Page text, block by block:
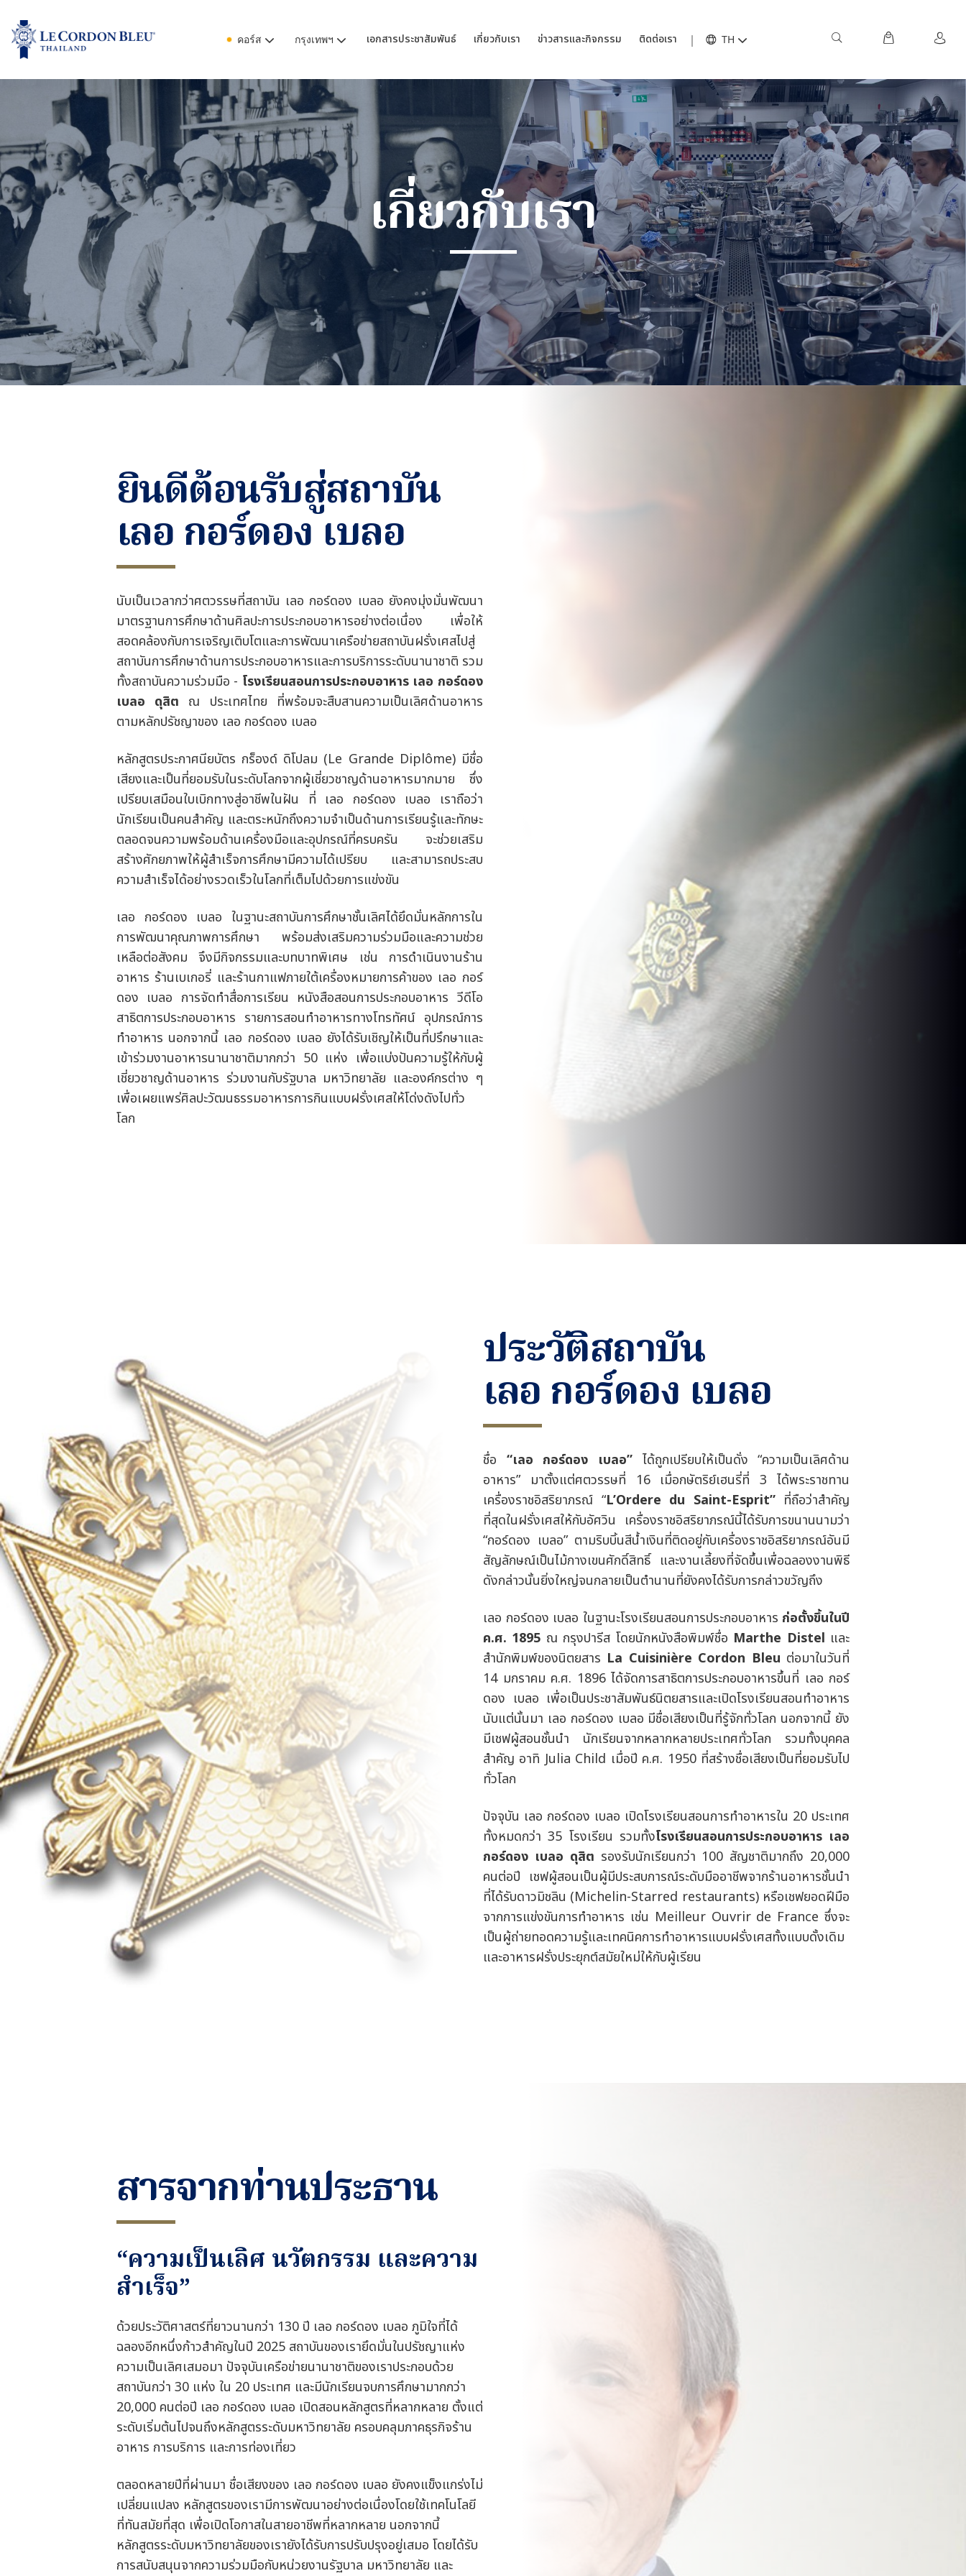
คอร์ส กรุงเทพฯ เอกสารประชาสัมพันธ์ เกี่ยวกับเรา ข่าวสารและกิจกรรม ติดต่อเรา TH
เกี่ยวกับเรา
ยินดีต้อนรับสู่สถาบัน
เลอ กอร์ดอง เบลอ
นับเป็นเวลากว่าศตวรรษที่สถาบัน เลอ กอร์ดอง เบลอ ยังคงมุ่งมั่นพัฒนา
มาตรฐานการศึกษาด้านศิลปะการประกอบอาหารอย่างต่อเนื่อง เพื่อให้
สอดคล้องกับการเจริญเติบโตและการพัฒนาเครือข่ายสถาบันฝรั่งเศสไปสู่
สถาบันการศึกษาด้านการประกอบอาหารและการบริการระดับนานาชาติ รวม
ทั้งสถาบันความร่วมมือ - โรงเรียนสอนการประกอบอาหาร เลอ กอร์ดอง
เบลอ ดุสิต ณ ประเทศไทย ที่พร้อมจะสืบสานความเป็นเลิศด้านอาหาร
ตามหลักปรัชญาของ เลอ กอร์ดอง เบลอ
หลักสูตรประกาศนียบัตร กร็องด์ ดิโปลม (Le Grande Diplôme) มีชื่อ
เสียงและเป็นที่ยอมรับในระดับโลกจากผู้เชี่ยวชาญด้านอาหารมากมาย ซึ่ง
เปรียบเสมือนใบเบิกทางสู่อาชีพในฝัน ที่ เลอ กอร์ดอง เบลอ เราถือว่า
นักเรียนเป็นคนสำคัญ และตระหนักถึงความจำเป็นด้านการเรียนรู้และทักษะ
ตลอดจนความพร้อมด้านเครื่องมือและอุปกรณ์ที่ครบครัน จะช่วยเสริม
สร้างศักยภาพให้ผู้สำเร็จการศึกษามีความได้เปรียบ และสามารถประสบ
ความสำเร็จได้อย่างรวดเร็วในโลกที่เต็มไปด้วยการแข่งขัน
เลอ กอร์ดอง เบลอ ในฐานะสถาบันการศึกษาชั้นเลิศได้ยึดมั่นหลักการใน
การพัฒนาคุณภาพการศึกษา พร้อมส่งเสริมความร่วมมือและความช่วย
เหลือต่อสังคม จึงมีกิจกรรมและบทบาทพิเศษ เช่น การดำเนินงานร้าน
อาหาร ร้านเบเกอรี่ และร้านกาแฟภายใต้เครื่องหมายการค้าของ เลอ กอร์
ดอง เบลอ การจัดทำสื่อการเรียน หนังสือสอนการประกอบอาหาร วีดีโอ
สาธิตการประกอบอาหาร รายการสอนทำอาหารทางโทรทัศน์ อุปกรณ์การ
ทำอาหาร นอกจากนี้ เลอ กอร์ดอง เบลอ ยังได้รับเชิญให้เป็นที่ปรึกษาและ
เข้าร่วมงานอาหารนานาชาติมากกว่า 50 แห่ง เพื่อแบ่งปันความรู้ให้กับผู้
เชี่ยวชาญด้านอาหาร ร่วมงานกับรัฐบาล มหาวิทยาลัย และองค์กรต่าง ๆ
เพื่อเผยแพร่ศิลปะวัฒนธรรมอาหารการกินแบบฝรั่งเศสให้โด่งดังไปทั่ว
โลก
ประวัติสถาบัน
เลอ กอร์ดอง เบลอ
ชื่อ “เลอ กอร์ดอง เบลอ”ได้ถูกเปรียบให้เป็นดั่ง“ความเป็นเลิศด้าน
อาหาร” มาตั้งแต่ศตวรรษที่ 16 เมื่อกษัตริย์เฮนรี่ที่ 3 ได้พระราชทาน
เครื่องราชอิสริยาภรณ์ “L’Ordere du Saint-Esprit” ที่ถือว่าสำคัญ
ที่สุดในฝรั่งเศสให้กับอัศวิน เครื่องราชอิสริยาภรณ์นี้ได้รับการขนานนามว่า
“กอร์ดอง เบลอ”ตามริบบิ้นสีน้ำเงินที่ติดอยู่กับเครื่องราชอิสริยาภรณ์อันมี
สัญลักษณ์เป็นไม้กางเขนศักดิ์สิทธิ์ และงานเลี้ยงที่จัดขึ้นเพื่อฉลองงานพิธี
ดังกล่าวนั้นยิ่งใหญ่จนกลายเป็นตำนานที่ยังคงได้รับการกล่าวขวัญถึง
เลอ กอร์ดอง เบลอ ในฐานะโรงเรียนสอนการประกอบอาหาร ก่อตั้งขึ้นในปี
ค.ศ. 1895 ณ กรุงปารีส โดยนักหนังสือพิมพ์ชื่อ Marthe Distel และ
สำนักพิมพ์ของนิตยสาร La Cuisinière Cordon Bleu ต่อมาในวันที่
14 มกราคม ค.ศ. 1896ได้จัดการสาธิตการประกอบอาหารขึ้นที่ เลอ กอร์
ดอง เบลอ เพื่อเป็นประชาสัมพันธ์นิตยสารและเปิดโรงเรียนสอนทำอาหาร
นับแต่นั้นมา เลอ กอร์ดอง เบลอ มีชื่อเสียงเป็นที่รู้จักทั่วโลก นอกจากนี้ ยัง
มีเชฟผู้สอนชั้นนำ นักเรียนจากหลากหลายประเทศทั่วโลก รวมทั้งบุคคล
สำคัญ อาทิJulia Child เมื่อปี ค.ศ. 1950ที่สร้างชื่อเสียงเป็นที่ยอมรับไป
ทั่วโลก
ปัจจุบัน เลอ กอร์ดอง เบลอ เปิดโรงเรียนสอนการทำอาหารใน 20 ประเทศ
ทั้งหมดกว่า 35 โรงเรียน รวมทั้งโรงเรียนสอนการประกอบอาหาร เลอ
กอร์ดอง เบลอ ดุสิต รองรับนักเรียนกว่า 100 สัญชาติมากถึง 20,000
คนต่อปี เชฟผู้สอนเป็นผู้มีประสบการณ์ระดับมืออาชีพจากร้านอาหารชั้นนำ
ที่ได้รับดาวมิชลิน (Michelin-Starred restaurants) หรือเชฟยอดฝีมือ
จากการแข่งขันการทำอาหาร เช่น Meilleur Ouvrir de Franceซึ่งจะ
เป็นผู้ถ่ายทอดความรู้และเทคนิคการทำอาหารแบบฝรั่งเศสทั้งแบบดั้งเดิม
และอาหารฝรั่งประยุกต์สมัยใหม่ให้กับผู้เรียน
สารจากท่านประธาน
“ความเป็นเลิศ นวัตกรรม และความ
สำเร็จ”
ด้วยประวัติศาสตร์ที่ยาวนานกว่า 130 ปี เลอ กอร์ดอง เบลอ ภูมิใจที่ได้
ฉลองอีกหนึ่งก้าวสำคัญในปี 2025 สถาบันของเรายึดมั่นในปรัชญาแห่ง
ความเป็นเลิศเสมอมา ปัจจุบันเครือข่ายนานาชาติของเราประกอบด้วย
สถาบันกว่า 30 แห่ง ใน 20 ประเทศ และมีนักเรียนจบการศึกษามากกว่า
20,000 คนต่อปี เลอ กอร์ดอง เบลอ เปิดสอนหลักสูตรที่หลากหลาย ตั้งแต่
ระดับเริ่มต้นไปจนถึงหลักสูตรระดับมหาวิทยาลัย ครอบคลุมภาคธุรกิจร้าน
อาหาร การบริการ และการท่องเที่ยว
ตลอดหลายปีที่ผ่านมา ชื่อเสียงของ เลอ กอร์ดอง เบลอ ยังคงแข็งแกร่งไม่
เปลี่ยนแปลง หลักสูตรของเรามีการพัฒนาอย่างต่อเนื่องโดยใช้เทคโนโลยี
ที่ทันสมัยที่สุด เพื่อเปิดโอกาสในสายอาชีพที่หลากหลาย นอกจากนี้
หลักสูตรระดับมหาวิทยาลัยของเรายังได้รับการปรับปรุงอยู่เสมอ โดยได้รับ
การสนับสนุนจากความร่วมมือกับหน่วยงานรัฐบาล มหาวิทยาลัย และ